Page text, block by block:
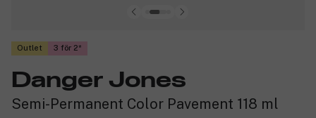
Outlet 3 för 2
Danger Jones
Semi-Permanent Color Pavement 118 ml